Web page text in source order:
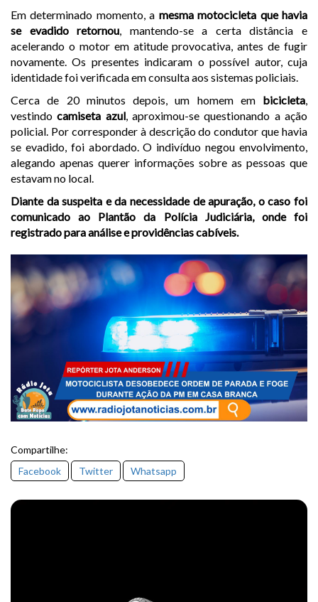
Em determinado momento, a mesma motocicleta que havia
se evadido retornou, mantendo-se a certa distância e
acelerando o motor em atitude provocativa, antes de fugir
novamente. Os presentes indicaram o possível autor, cuja
identidade foi verificada em consulta aos sistemas policiais.
Cerca de 20 minutos depois, um homem em bicicleta,
vestindocamiseta azul, aproximou-se questionando a ação
policial. Por corresponder à descrição do condutor que havia
se evadido, foi abordado. O indivíduo negou envolvimento,
alegando apenas querer informações sobre as pessoas que
estavam no local.
Diante da suspeita e da necessidade de apuração, o caso foi
comunicado ao Plantão da Polícia Judiciária, onde foi
registrado para análise e providências cabíveis.
Compartilhe:
Facebook
Twitter Whatsapp